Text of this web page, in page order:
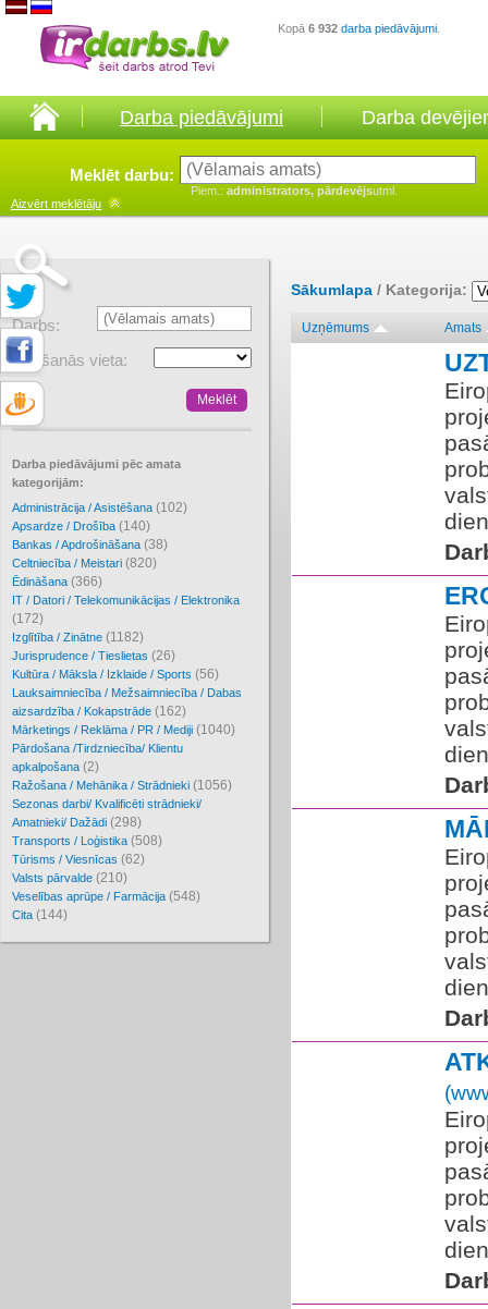
Kopā 6 932 darba piedāvājumi
Darba piedāvājumi Darba
Meklēt darbu:
Piem.: administrators, pārdevējsutml.
Aizvērt meklētāju
Darbs:
Atrašanās vieta:
Darba piedāvājumi pēc amata
kategorijām:
Administrācija / Asistēšana (102)
Apsardze / Drošība (140)
Bankas / Apdrošināšana (38)
Celtniecība / Meistari (820)
Ēdināšana (366)
IT / Datori / Telekomunikācijas / Elektronika
(172)
Izglītība / Zinātne (1182)
Jurisprudence / Tieslietas (26)
Kultūra / Māksla / Izklaide / Sports (56)
Lauksaimniecība / Mežsaimniecība / Dabas
aizsardzība / Kokapstrāde (162)
Mārketings / Reklāma / PR / Mediji (1040)
Pārdošana /Tirdzniecība/ Klientu
apkalpošana (2)
Ražošana / Mehānika / Strādnieki (1056)
Sezonas darbi/ Kvalificēti strādnieki/
Amatnieki/ Dažādi (298)
Transports / Loģistika (508)
Tūrisms / Viesnīcas (62)
Valsts pārvalde (210)
Veselības aprūpe / Farmācija (548)
Cita (144)
Sākumlapa / Kategorija:
Uzņēmums Amats